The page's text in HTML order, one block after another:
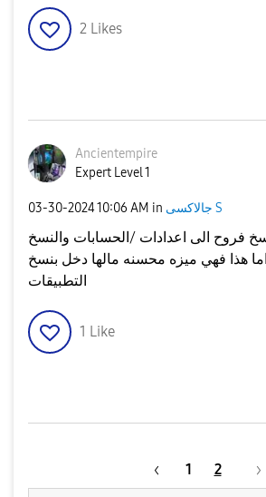
2 Likes
Ancientempire
Expert Level 1
‎03-30-202410:06 AM in جالاكسى S
فروح الى اعدادات /الحسابات والنسخ
هذا فهي ميزه محسنه مالها دخل بنسخ
التطبيقات
1 Like
1 2